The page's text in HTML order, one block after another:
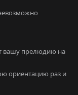
вашу прелюдию на
ориентацию раз и